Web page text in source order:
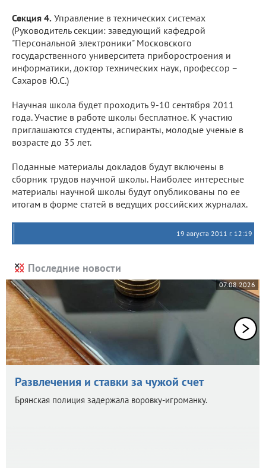
Секция 4. Управление в технических системах
(Руководитель секции: заведующий кафедрой
"Персональной электроники" Московского
государственного университета приборостроения и
информатики, доктор технических наук, профессор –
Сахаров Ю.С.)
Научная школа будет проходить 9-10 сентября 2011
года. Участие в работе школы бесплатное. К участию
приглашаются студенты, аспиранты, молодые ученые в
возрасте до 35 лет.
Поданные материалы докладов будут включены в
сборник трудов научной школы. Наиболее интересные
материалы научной школы будут опубликованы по ее
итогам в форме статей в ведущих российских журналах.
19 августа 2011 г. 12:19
Последние новости
07.08.2026
Развлечения и ставки за чужой счет
Брянская полиция задержала воровку-игроманку.